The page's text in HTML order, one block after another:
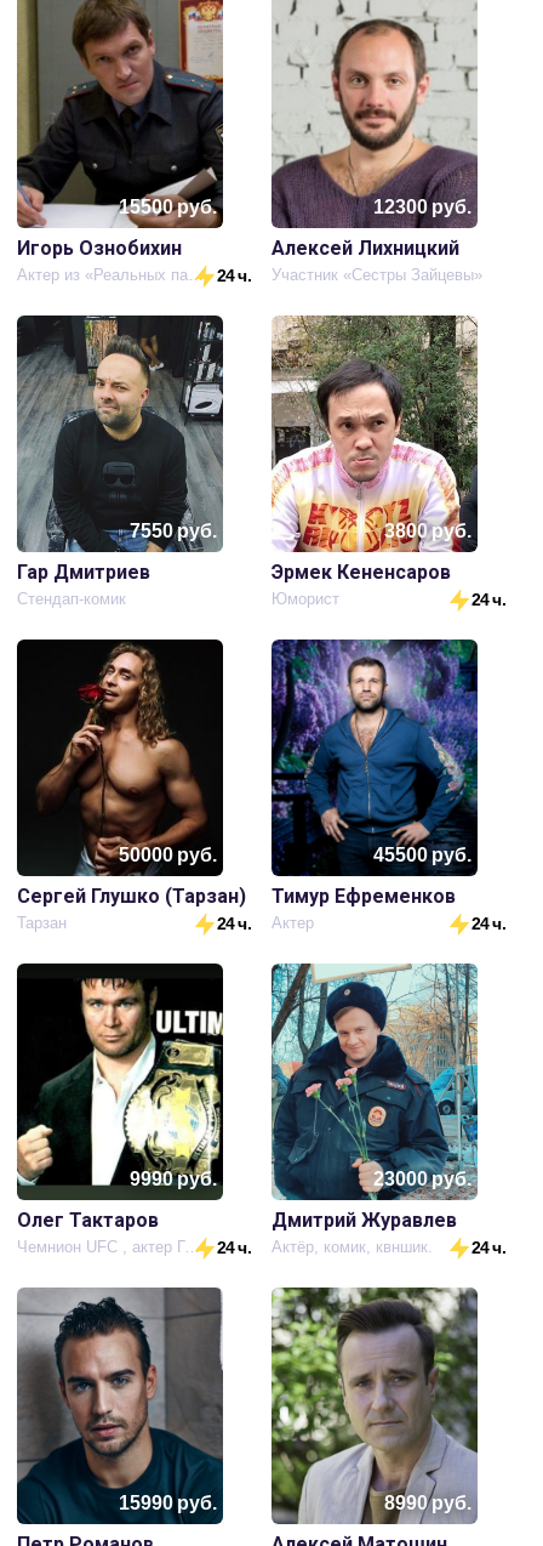
15500руб.
Игорь Ознобихин
Актер из «Реальных пацанов» 24 ч.
12300руб.
Алексей Лихницкий
Участник «Сестры Зайцевы»
7550руб.
Гар Дмитриев
Стендап-комик
3800руб.
Эрмек Кененсаров
Юморист 24 ч.
50000руб.
Сергей Глушко (Тарзан)
Тарзан 24 ч.
45500руб.
Тимур Ефременков
Актер 24 ч.
9990руб.
Олег Тактаров
Чемнион UFC , актер Голливуда и России 24 ч.
23000руб.
Дмитрий Журавлев
Актёр, комик, квншик. 24 ч.
15990руб. 8990руб.